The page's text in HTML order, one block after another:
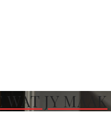
WAT JY MAAK